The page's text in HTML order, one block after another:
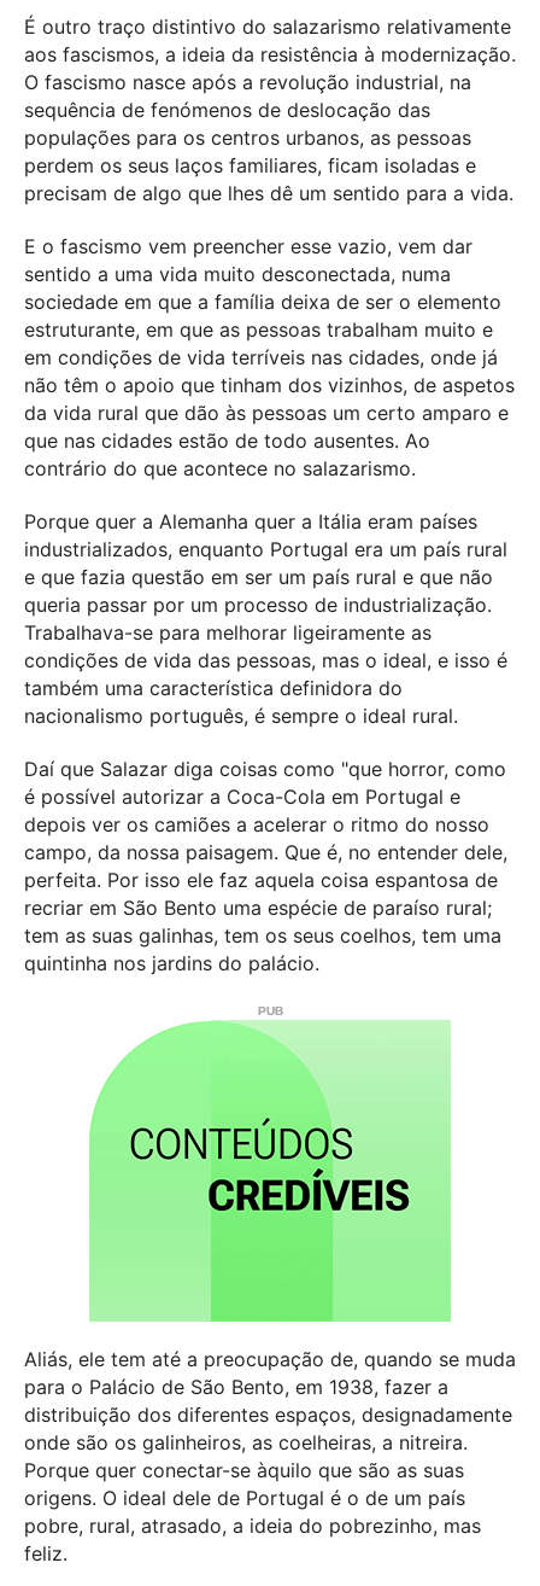
É outro traço distintivo do salazarismo relativamente
aos fascismos, a ideia da resistência à modernização.
O fascismo nasce após a revolução industrial, na
sequência de fenómenos de deslocação das
populações para os centros urbanos, as pessoas
perdem os seus laços familiares, ficam isoladas e
precisam de algo que lhes dê um sentido para a vida.
E o fascismo vem preencher esse vazio, vem dar
sentido a uma vida muito desconectada, numa
sociedade em que a família deixa de ser o elemento
estruturante, em que as pessoas trabalham muito e
em condições de vida terríveis nas cidades, onde já
não têm o apoio que tinham dos vizinhos, de aspetos
da vida rural que dão às pessoas um certo amparo e
que nas cidades estão de todo ausentes. Ao
contrário do que acontece no salazarismo.
Porque quer a Alemanha quer a Itália eram países
industrializados, enquanto Portugal era um país rural
e que fazia questão em ser um país rural e que não
queria passar por um processo de industrialização.
Trabalhava-se para melhorar ligeiramente as
condições de vida das pessoas, mas o ideal, e isso é
também uma característica definidora do
nacionalismo português, é sempre o ideal rural.
Daí que Salazar diga coisas como "que horror, como
é possível autorizar a Coca-Cola em Portugal e
depois ver os camiões a acelerar o ritmo do nosso
campo, da nossa paisagem. Que é, no entender dele,
perfeita. Por isso ele faz aquela coisa espantosa de
recriar em São Bento uma espécie de paraíso rural;
tem as suas galinhas, tem os seus coelhos, tem uma
quintinha nos jardins do palácio.
Aliás, ele tem até a preocupação de, quando se muda
para o Palácio de São Bento, em 1938, fazer a
distribuição dos diferentes espaços, designadamente
onde são os galinheiros, as coelheiras, a nitreira.
Porque quer conectar-se àquilo que são as suas
origens. O ideal dele de Portugal é o de um país
pobre, rural, atrasado, a ideia do pobrezinho, mas
feliz.